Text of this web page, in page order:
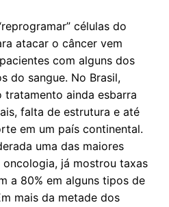
células do
atacar o câncer vem
com alguns dos
do sangue. No Brasil,
ainda esbarra
falta de estrutura e até
em um país continental.
uma das maiores
já mostrou taxas
a 80% em alguns tipos de
mais da metade dos